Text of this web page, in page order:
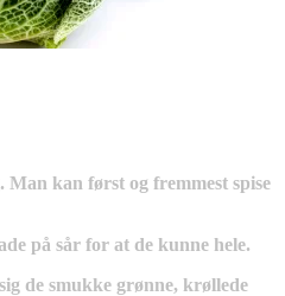
kan først og fremmest spise
på sår for at de kunne hele.
de smukke grønne, krøllede